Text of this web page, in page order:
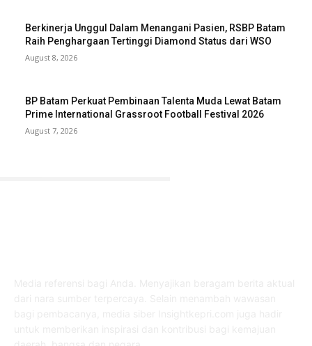
Berkinerja Unggul Dalam Menangani Pasien, RSBP Batam
Raih Penghargaan Tertinggi Diamond Status dari WSO
August 8, 2026
BP Batam Perkuat Pembinaan Talenta Muda Lewat Batam
Prime International Grassroot Football Festival 2026
August 7, 2026